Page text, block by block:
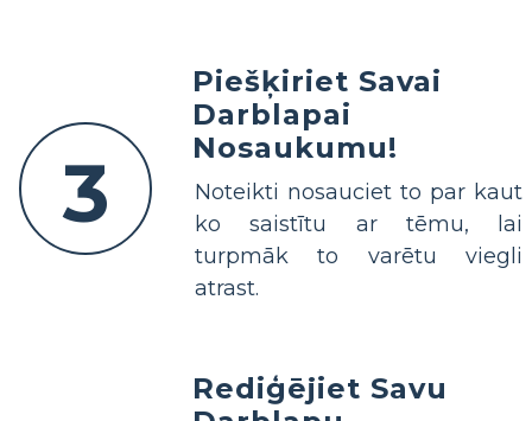
3
Piešķiriet Savai
Darblapai
Nosaukumu!
Noteikti nosauciet to par kaut
ko saistītu ar tēmu, lai
turpmāk to varētu viegli
atrast.
Rediģējiet Savu